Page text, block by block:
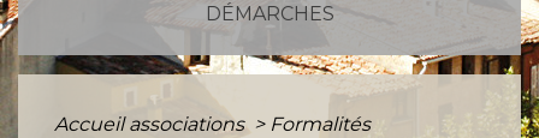
DÉMARCHES
Accueil associations > Formalités